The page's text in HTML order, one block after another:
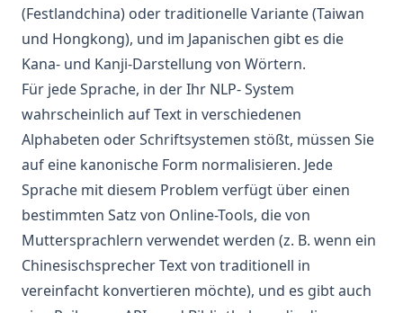
(Festlandchina) oder traditionelle Variante (Taiwan
und Hongkong), und im Japanischen gibt es die
Kana- und Kanji-Darstellung von Wörtern.
Für jede Sprache, in der Ihr NLP-System
wahrscheinlich auf Text in verschiedenen
Alphabeten oder Schriftsystemen stößt, müssen Sie
auf eine kanonische Form normalisieren. Jede
Sprache mit diesem Problem verfügt über einen
bestimmten Satz von Online-Tools, die von
Muttersprachlern verwendet werden (z. B. wenn ein
Chinesischsprecher Text von traditionell in
vereinfacht konvertieren möchte), und es gibt auch